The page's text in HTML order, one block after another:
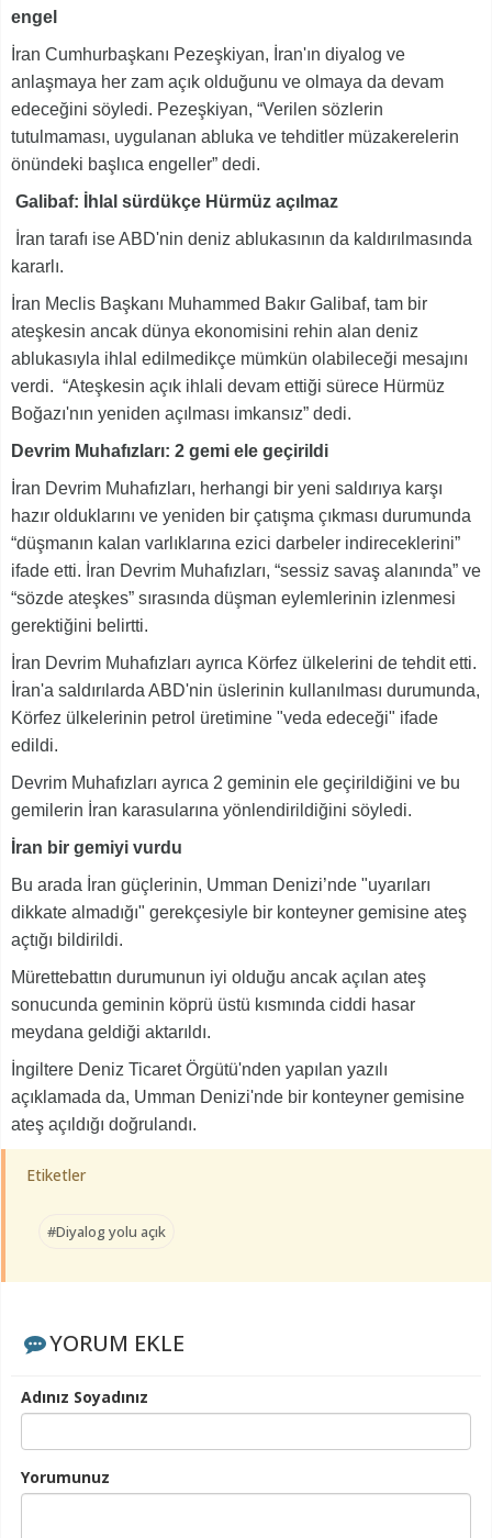
engel
İran Cumhurbaşkanı Pezeşkiyan, İran'ın diyalog ve
anlaşmaya her zam açık olduğunu ve olmaya da devam
edeceğini söyledi. Pezeşkiyan, “Verilen sözlerin
tutulmaması, uygulanan abluka ve tehditler müzakerelerin
önündeki başlıca engeller” dedi.
Galibaf: İhlal sürdükçe Hürmüz açılmaz
İran tarafı ise ABD'nin deniz ablukasının da kaldırılmasında
kararlı.
İran Meclis Başkanı Muhammed Bakır Galibaf, tam bir
ateşkesin ancak dünya ekonomisini rehin alan deniz
ablukasıyla ihlal edilmedikçe mümkün olabileceği mesajını
verdi. “Ateşkesin açık ihlali devam ettiği sürece Hürmüz
Boğazı'nın yeniden açılması imkansız” dedi.
Devrim Muhafızları: 2 gemi ele geçirildi
İran Devrim Muhafızları, herhangi bir yeni saldırıya karşı
hazır olduklarını ve yeniden bir çatışma çıkması durumunda
“düşmanın kalan varlıklarına ezici darbeler indireceklerini”
ifade etti. İran Devrim Muhafızları, “sessiz savaş alanında” ve
“sözde ateşkes” sırasında düşman eylemlerinin izlenmesi
gerektiğini belirtti.
İran Devrim Muhafızları ayrıca Körfez ülkelerini de tehdit etti.
İran'a saldırılarda ABD'nin üslerinin kullanılması durumunda,
Körfez ülkelerinin petrol üretimine "veda edeceği" ifade
edildi.
Devrim Muhafızları ayrıca 2 geminin ele geçirildiğini ve bu
gemilerin İran karasularına yönlendirildiğini söyledi.
İran bir gemiyi vurdu
Bu arada İran güçlerinin, Umman Denizi’nde "uyarıları
dikkate almadığı" gerekçesiyle bir konteyner gemisine ateş
açtığı bildirildi.
Mürettebattın durumunun iyi olduğu ancak açılan ateş
sonucunda geminin köprü üstü kısmında ciddi hasar
meydana geldiği aktarıldı.
İngiltere Deniz Ticaret Örgütü'nden yapılan yazılı
açıklamada da, Umman Denizi'nde bir konteyner gemisine
ateş açıldığı doğrulandı.
Etiketler
#Diyalog yolu açık
YORUM EKLE
Adınız Soyadınız
Yorumunuz